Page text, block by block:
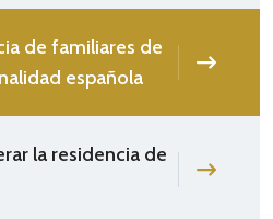
de familiares de
española
la residencia de